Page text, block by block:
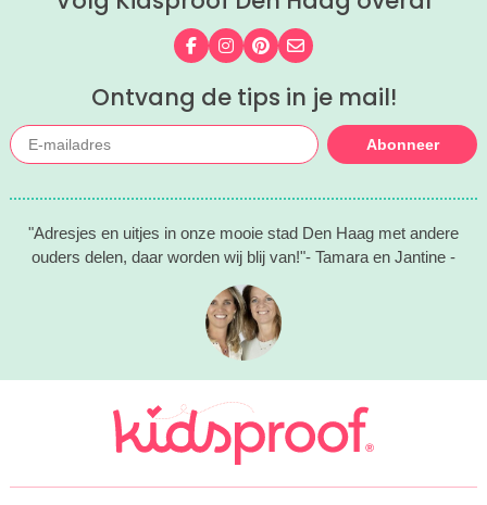
Volg ons op Facebook
Volg ons op Instagram
Volg ons op Pinterest
Mail ons
Ontvang de tips in je mail!
Abonneer
"Adresjes en uitjes in onze mooie stad Den Haag met andere
ouders delen, daar worden wij blij van!"- Tamara en Jantine -